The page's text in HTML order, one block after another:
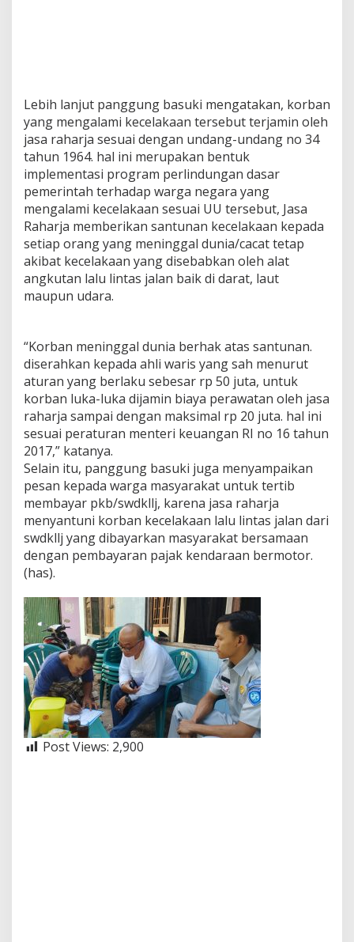
Lebih lanjut panggung basuki mengatakan, korban
yang mengalami kecelakaan tersebut terjamin oleh
jasa raharja sesuai dengan undang-undang no 34
tahun 1964. hal ini merupakan bentuk
implementasi program perlindungan dasar
pemerintah terhadap warga negara yang
mengalami kecelakaan sesuai UU tersebut, Jasa
Raharja memberikan santunan kecelakaan kepada
setiap orang yang meninggal dunia/cacat tetap
akibat kecelakaan yang disebabkan oleh alat
angkutan lalu lintas jalan baik di darat, laut
maupun udara.
“Korban meninggal dunia berhak atas santunan.
diserahkan kepada ahli waris yang sah menurut
aturan yang berlaku sebesar rp 50 juta, untuk
korban luka-luka dijamin biaya perawatan oleh jasa
raharja sampai dengan maksimal rp 20 juta. hal ini
sesuai peraturan menteri keuangan RI no 16 tahun
2017,” katanya.
Selain itu, panggung basuki juga menyampaikan
pesan kepada warga masyarakat untuk tertib
membayar pkb/swdkllj, karena jasa raharja
menyantuni korban kecelakaan lalu lintas jalan dari
swdkllj yang dibayarkan masyarakat bersamaan
dengan pembayaran pajak kendaraan bermotor.
(has).
Post Views: 2,900